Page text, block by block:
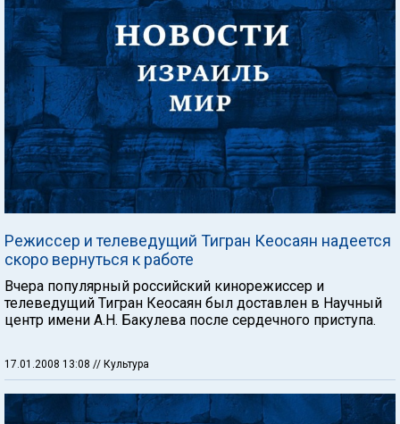
Режиссер и телеведущий Тигран Кеосаян надеется
скоро вернуться к работе
Вчера популярный российский кинорежиссер и
телеведущий Тигран Кеосаян был доставлен в Научный
центр имени А.Н. Бакулева после сердечного приступа.
17.01.2008 13:08 // Культура